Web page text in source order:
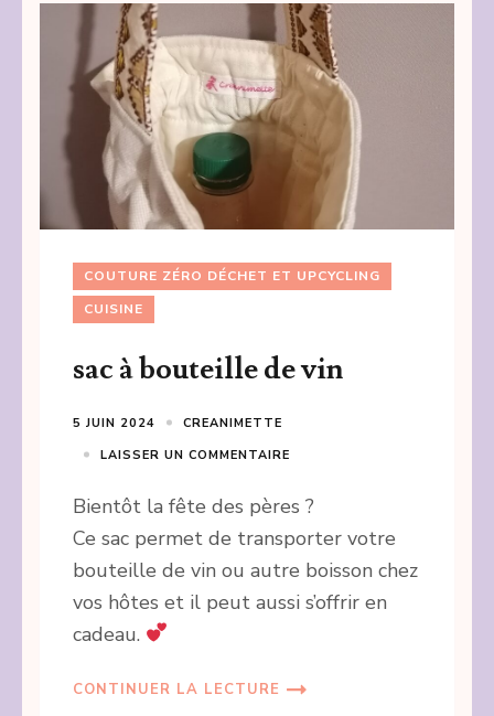
COUTURE ZÉRO DÉCHET ET UPCYCLING
CUISINE
sac à bouteille de vin
5 JUIN 2024
CREANIMETTE
LAISSER UN COMMENTAIRE
Bientôt la fête des pères ?
Ce sac permet de transporter votre
bouteille de vin ou autre boisson chez
vos hôtes et il peut aussi s’offrir en
cadeau.
CONTINUER LA LECTURE